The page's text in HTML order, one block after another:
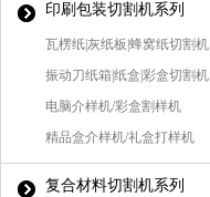
印刷包装切割机系列
瓦楞纸|灰纸板|蜂窝纸切割机
振动刀纸箱|纸盒|彩盒切割机
电脑介样机/彩盒割样机
精品盒介样机/礼盒打样机
复合材料切割机系列